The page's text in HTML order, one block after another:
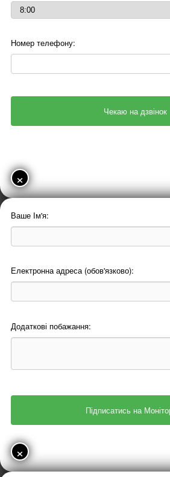
Номер телефону:
×
Ваше Ім'я:
Електронна адреса (обов'язково):
Додаткові побажання:
×